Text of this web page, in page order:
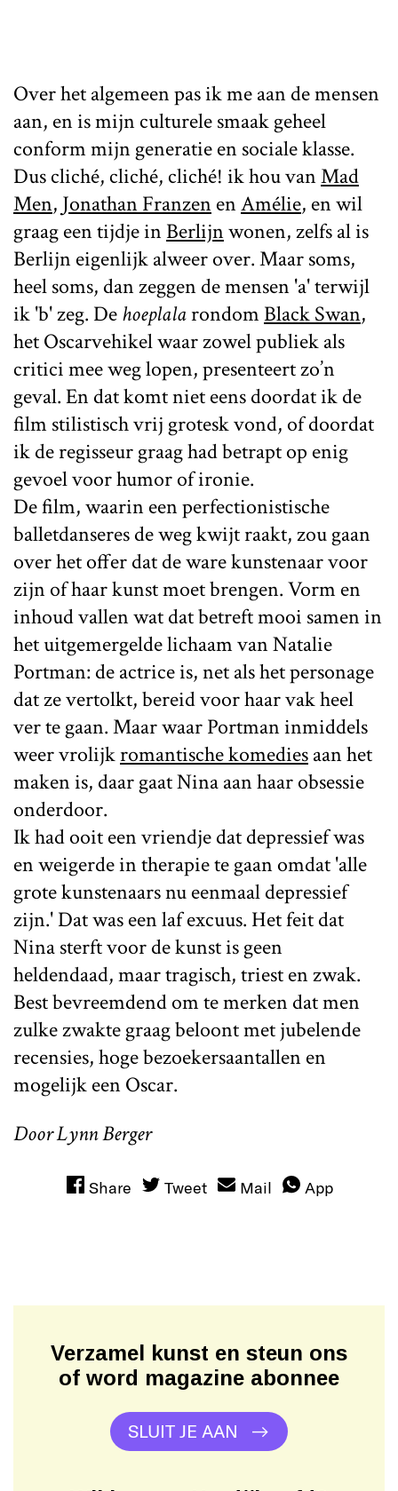
Over het algemeen pas ik me aan de mensen
aan, en is mijn culturele smaak geheel
conform mijn generatie en sociale klasse.
Dus cliché, cliché, cliché! ik hou vanMad
Men, Jonathan FranzenenAmélie, en wil
graag een tijdje inBerlijnwonen, zelfs al is
Berlijn eigenlijk alweer over. Maar soms,
heel soms, dan zeggen de mensen 'a' terwijl
ik 'b' zeg. DehoeplalarondomBlack Swan,
het Oscarvehikel waar zowel publiek als
critici mee weg lopen, presenteert zo’n
geval. En dat komt niet eens doordat ik de
film stilistisch vrij grotesk vond, of doordat
ik de regisseur graag had betrapt op enig
gevoel voor humor of ironie.
De film, waarin een perfectionistische
balletdanseres de weg kwijt raakt, zou gaan
over het offer dat de ware kunstenaar voor
zijn of haar kunst moet brengen. Vorm en
inhoud vallen wat dat betreft mooi samen in
het uitgemergelde lichaam van Natalie
Portman: de actrice is, net als het personage
dat ze vertolkt, bereid voor haar vak heel
ver te gaan. Maar waar Portman inmiddels
weer vrolijkromantische komediesaan het
maken is, daar gaat Nina aan haar obsessie
onderdoor.
Ik had ooit een vriendje dat depressief was
en weigerde in therapie te gaan omdat 'alle
grote kunstenaars nu eenmaal depressief
zijn.' Dat was een laf excuus. Het feit dat
Nina sterft voor de kunst is geen
heldendaad, maar tragisch, triest en zwak.
Best bevreemdend om te merken dat men
zulke zwakte graag beloont met jubelende
recensies, hoge bezoekersaantallen en
mogelijk een Oscar.
Door Lynn Berger
Share Tweet Mail App
Verzamel kunst en steun ons
of word magazine abonnee
SLUIT JE AAN